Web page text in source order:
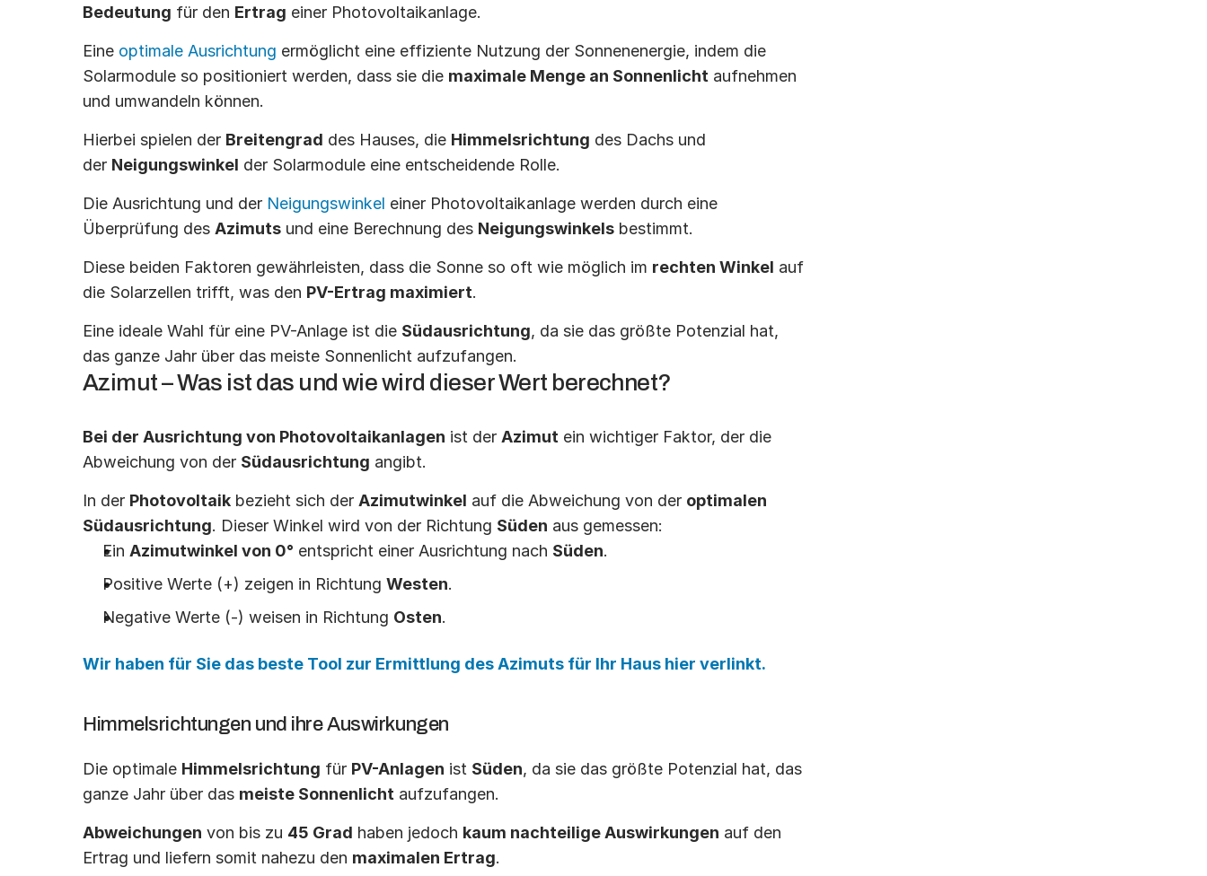
Bedeutung für den Ertrag einer Photovoltaikanlage.
Eine optimale Ausrichtung ermöglicht eine effiziente Nutzung der Sonnenenergie, indem die
Solarmodule so positioniert werden, dass sie die maximale Menge an Sonnenlicht aufnehmen
und umwandeln können.
Hierbei spielen der Breitengrad des Hauses, die Himmelsrichtung des Dachs und
der Neigungswinkel der Solarmodule eine entscheidende Rolle.
Die Ausrichtung und der Neigungswinkel einer Photovoltaikanlage werden durch eine
Überprüfung des Azimuts und eine Berechnung des Neigungswinkels bestimmt.
Diese beiden Faktoren gewährleisten, dass die Sonne so oft wie möglich im rechten Winkel auf
die Solarzellen trifft, was den PV-Ertrag maximiert.
Eine ideale Wahl für eine PV-Anlage ist die Südausrichtung, da sie das größte Potenzial hat,
das ganze Jahr über das meiste Sonnenlicht aufzufangen.
Azimut – Was ist das und wie wird dieser Wert berechnet?
Bei der Ausrichtung von Photovoltaikanlagen ist der Azimut ein wichtiger Faktor, der die
Abweichung von der Südausrichtung angibt.
In der Photovoltaik bezieht sich der Azimutwinkel auf die Abweichung von der optimalen
Südausrichtung. Dieser Winkel wird von der Richtung Süden aus gemessen:
Ein Azimutwinkel von 0° entspricht einer Ausrichtung nach Süden.
Positive Werte (+) zeigen in Richtung Westen.
Negative Werte (-) weisen in Richtung Osten.
Wir haben für Sie das beste Tool zur Ermittlung des Azimuts für Ihr Haus hier verlinkt.
Himmelsrichtungen und ihre Auswirkungen​
Die optimale Himmelsrichtung für PV-Anlagen ist Süden, da sie das größte Potenzial hat, das
ganze Jahr über das meiste Sonnenlicht aufzufangen.
Abweichungen von bis zu 45 Grad haben jedoch kaum nachteilige Auswirkungen auf den
Ertrag und liefern somit nahezu den maximalen Ertrag.